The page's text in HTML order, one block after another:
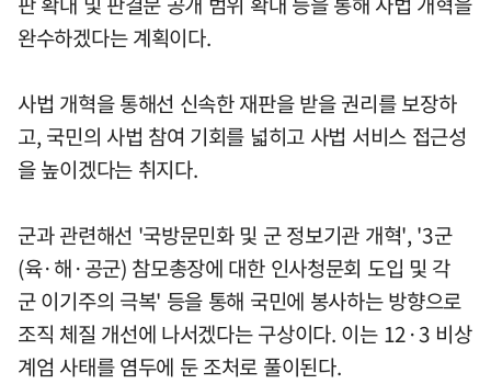
완수하겠다는 계획이다.
사법 개혁을 통해선 신속한 재판을 받을 권리를 보장하
고, 국민의 사법 참여 기회를 넓히고 사법 서비스 접근성
을 높이겠다는 취지다.
군과 관련해선 '국방문민화 및 군 정보기관 개혁', '3군
(육·해·공군) 참모총장에 대한 인사청문회 도입 및 각
군 이기주의 극복' 등을 통해 국민에 봉사하는 방향으로
조직 체질 개선에 나서겠다는 구상이다. 이는 12·3 비상
계엄 사태를 염두에 둔 조처로 풀이된다.